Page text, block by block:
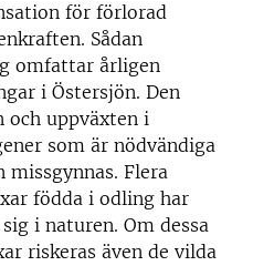
för förlorad
Sådan
omfattar årligen
i Östersjön. Den
och uppväxten i
som är nödvändiga
Flera
födda i odling har
i naturen. Om dessa
riskeras även de vilda